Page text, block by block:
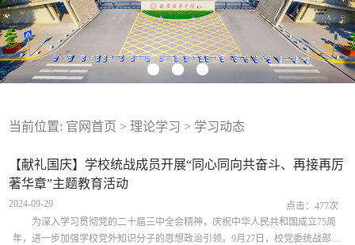
当前位置: 官网首页 > 理论学习 > 学习动态
【献礼国庆】学校统战成员开展“同心同向共奋斗、再接再厉
著华章”主题教育活动
2024-09-29 点击： 477次
为深入学习贯彻党的二十届三中全会精神，庆祝中华人民共和国成立75周
年，进一步加强学校党外知识分子的思想政治引领。9月27日，校党委统战部组